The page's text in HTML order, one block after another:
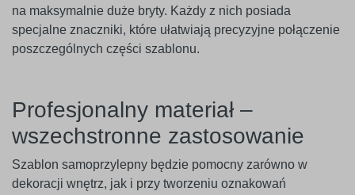
na maksymalnie duże bryty. Każdy z nich posiada
specjalne znaczniki, które ułatwiają precyzyjne połączenie
poszczególnych części szablonu.
Profesjonalny materiał –
wszechstronne zastosowanie
Szablon samoprzylepny będzie pomocny zarówno w
dekoracji wnętrz, jak i przy tworzeniu oznakowań